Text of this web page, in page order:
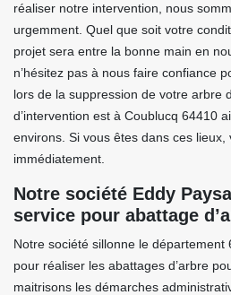
réaliser notre intervention, nous
urgemment. Quel que soit votre
projet sera entre la bonne main en
n’hésitez pas à nous faire confiance
lors de la suppression de votre arbre
d’intervention est à Coublucq 64410
environs. Si vous êtes dans ces
immédiatement.
Notre société Eddy
service pour abattage
Notre société sillonne le département
pour réaliser les abattages d’arbre
maitrisons les démarches